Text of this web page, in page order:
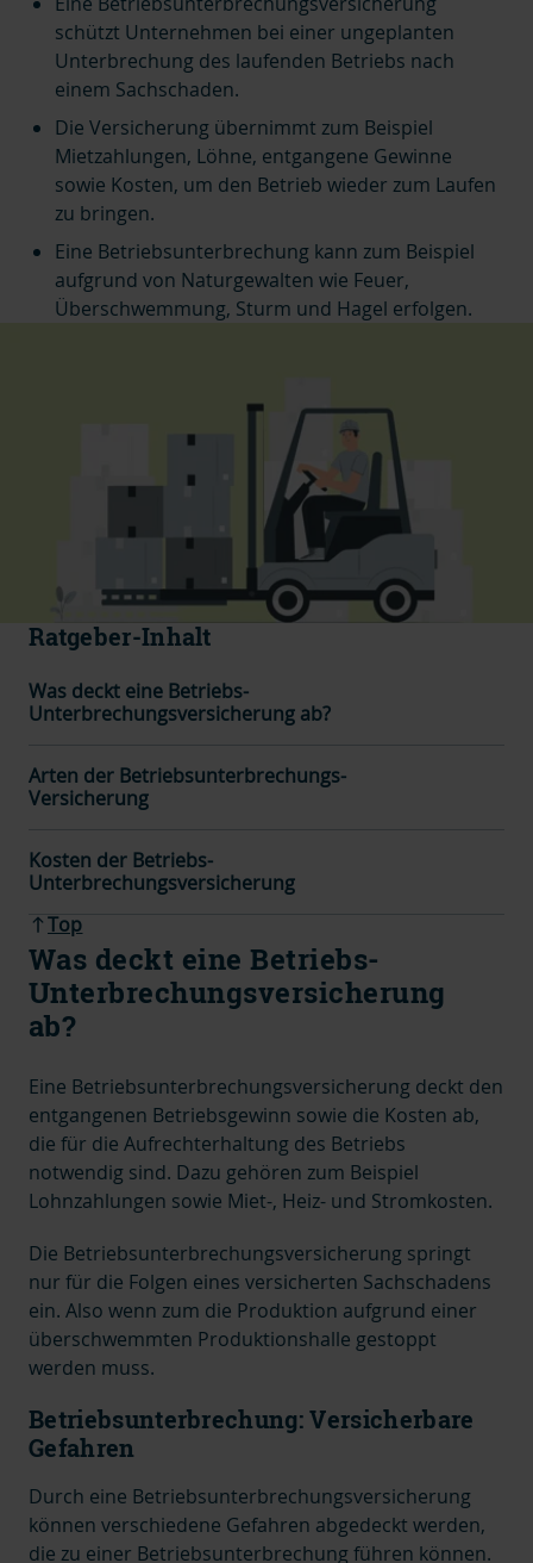
schützt Unternehmen bei einer ungeplanten
Unterbrechung des laufenden Betriebs nach
einem Sachschaden.
Die Versicherung übernimmt zum Beispiel
Mietzahlungen, Löhne, entgangene Gewinne
sowie Kosten, um den Betrieb wieder zum Laufen
zu bringen.
Eine Betriebsunterbrechung kann zum Beispiel
aufgrund von Naturgewalten wie Feuer,
Überschwemmung, Sturm und Hagel erfolgen.
Ratgeber-Inhalt
Was deckt eine Betriebs-
Unterbrechungsversicherung ab?
Arten der Betriebsunterbrechungs-
Versicherung
Kosten der Betriebs-
Unterbrechungsversicherung
Top
Was deckt eine Betriebs-
Unterbrechungsversicherung
ab?
Eine Betriebsunterbrechungsversicherung deckt den
entgangenen Betriebsgewinn sowie die Kosten ab,
die für die Aufrechterhaltung des Betriebs
notwendig sind. Dazu gehören zum Beispiel
Lohnzahlungen sowie Miet-, Heiz- und Stromkosten.
Die Betriebsunterbrechungsversicherung springt
nur für die Folgen eines versicherten Sachschadens
ein. Also wenn zum die Produktion aufgrund einer
überschwemmten Produktionshalle gestoppt
werden muss.
Betriebsunterbrechung: Versicherbare
Gefahren
Durch eine Betriebsunterbrechungsversicherung
können verschiedene Gefahren abgedeckt werden,
die zu einer Betriebsunterbrechung führen können.